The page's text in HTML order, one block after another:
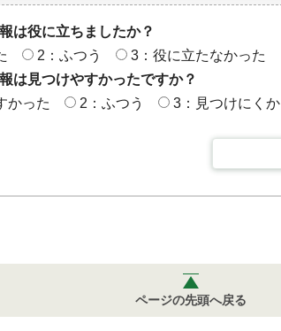
は役に立ちましたか？
2：ふつう
3：役に立たなかった
は見つけやすかったですか？
かった
2：ふつう 3：見つけにく
ページの先頭へ戻る